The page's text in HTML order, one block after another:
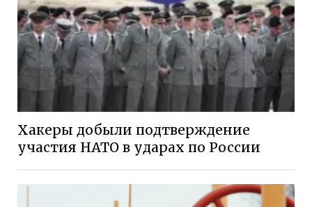
Хакеры добыли подтверждение
участия НАТО в ударах по России